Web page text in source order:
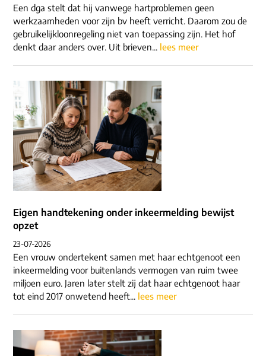
Een dga stelt dat hij vanwege hartproblemen geen
werkzaamheden voor zijn bv heeft verricht. Daarom zou de
gebruikelijkloonregeling niet van toepassing zijn. Het hof
denkt daar anders over. Uit brieven... lees meer
Eigen handtekening onder inkeermelding bewijst
opzet
23-07-2026
Een vrouw ondertekent samen met haar echtgenoot een
inkeermelding voor buitenlands vermogen van ruim twee
miljoen euro. Jaren later stelt zij dat haar echtgenoot haar
tot eind 2017 onwetend heeft... lees meer